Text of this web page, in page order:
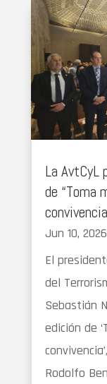
La AvtCyL
de “Toma
Jun 10, 2026
El
del
Sebastián
edición de
Rodolfo